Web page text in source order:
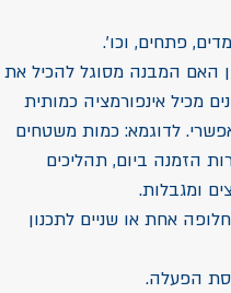
פתחים, וכו'.
האם המבנה מסוגל להכיל את
מכיל אינפורמציה כמותית
לדוגמא: כמות משטחים
הזמנה ביום, תהליכים
ומגבלות.
אחת או שניים לתכנון
הפעלה.